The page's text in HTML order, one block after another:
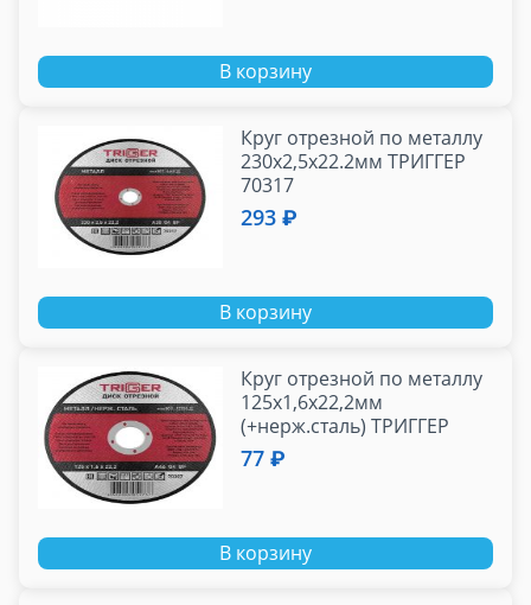
В корзину
Круг отрезной по металлу
230х2,5х22.2мм ТРИГГЕР
70317
293 ₽
В корзину
Круг отрезной по металлу
125х1,6х22,2мм
(+нерж.сталь) ТРИГГЕР
70307
77 ₽
В корзину